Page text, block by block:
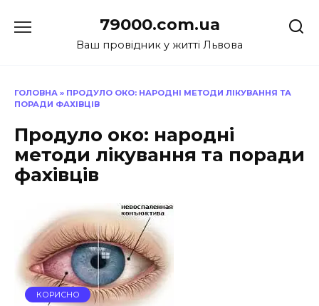
до
79000.com.ua
Ваш провідник у житті Львова
ГОЛОВНА » ПРОДУЛО ОКО: НАРОДНІ МЕТОДИ ЛІКУВАННЯ ТА
ПОРАДИ ФАХІВЦІВ
Продуло око: народні
методи лікування та поради
фахівців
КОРИСНО